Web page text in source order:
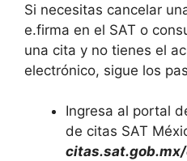
Si necesitas cancelar
e.firma en el SAT o
una cita y no tienes el
electrónico, sigue los
Ingresa al portal
de citas SAT